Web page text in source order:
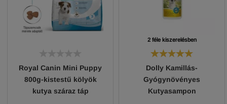
Royal Canin Mini Puppy
800g-kistestű kölyök
kutya száraz táp
2 féle kiszerelésben
Dolly Kamillás-
Gyógynövényes
Kutyasampon